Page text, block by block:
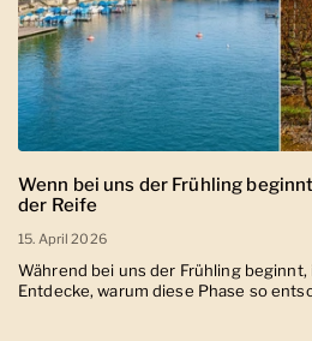
Wenn bei uns der Frühling
der Reife
15. April 2026
Während bei uns der Frühling beginnt,
Entdecke, warum diese Phase so